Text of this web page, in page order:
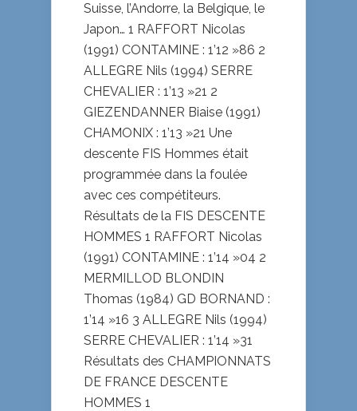
Suisse, l’Andorre, la Belgique, le
Japon… 1 RAFFORT Nicolas
(1991) CONTAMINE : 1’12 »86 2
ALLEGRE Nils (1994) SERRE
CHEVALIER : 1’13 »21 2
GIEZENDANNER Biaise (1991)
CHAMONIX : 1’13 »21 Une
descente FIS Hommes était
programmée dans la foulée
avec ces compétiteurs.
Résultats de la FIS DESCENTE
HOMMES 1 RAFFORT Nicolas
(1991) CONTAMINE : 1’14 »04 2
MERMILLOD BLONDIN
Thomas (1984) GD BORNAND :
1’14 »16 3 ALLEGRE Nils (1994)
SERRE CHEVALIER : 1’14 »31
Résultats des CHAMPIONNATS
DE FRANCE DESCENTE
HOMMES 1